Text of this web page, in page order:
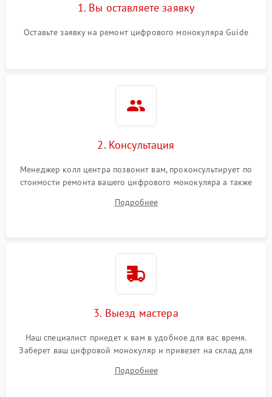
изображения
1000 ₽ Подробнее →
2000 ₽
Проблемы с заземлением 1000 ₽
Повреждение печатной
платы
2800 ₽
1. Вы оставляете заявку
Оставьте заявку на ремонт цифрового монокуляра Guide
2. Консультация
Менеджер колл центра позвонит вам, проконсультирует по
стоимости ремонта вашего цифрового монокуляра а также
Подробнее
3. Выезд мастера
Наш специалист приедет к вам в удобное для вас время.
Заберет ваш цифровой монокуляр и привезет на склад для
Подробнее